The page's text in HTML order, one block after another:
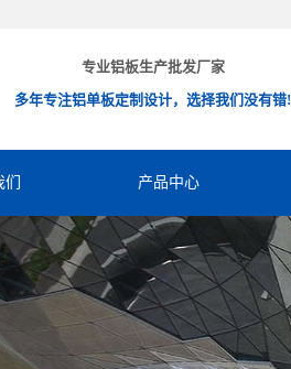
专业铝板生产批发厂家
多年专注铝单板定制设计，选择我们没有错!
产品中心